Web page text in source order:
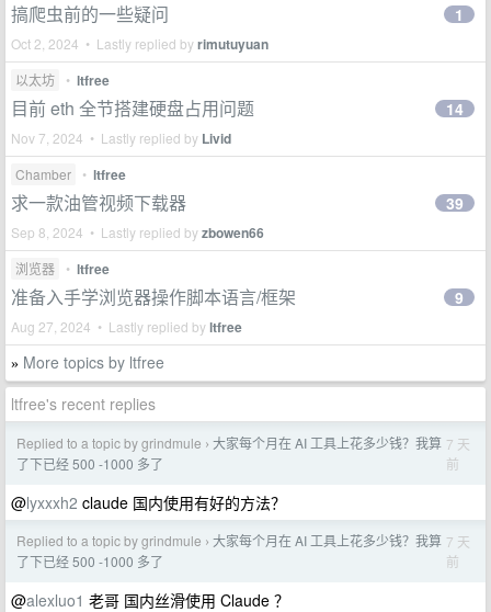
搞爬虫前的一些疑问
Oct 2, 2024 • Lastly replied byrimutuyuan
1
以太坊 • ltfree
目前 eth 全节搭建硬盘占用问题
Nov 7, 2024 • Lastly replied by Livid
14
Chamber • ltfree
求一款油管视频下载器
Sep 8, 2024 • Lastly replied byzbowen66
39
浏览器 • ltfree
准备入手学浏览器操作脚本语言/框架
Aug 27, 2024 • Lastly replied byltfree
9
» More topics by ltfree
ltfree's recent replies
Replied to a topic by grindmule › 大家每个月在 AI 工具上花多少钱？我算
了下已经 500 -1000 多了
7 天
前
@lyxxxh2 claude 国内使用有好的方法？
Replied to a topic by grindmule › 大家每个月在 AI 工具上花多少钱？我算
了下已经 500 -1000 多了
7 天
前
@alexluo1 老哥 国内丝滑使用 Claude ？